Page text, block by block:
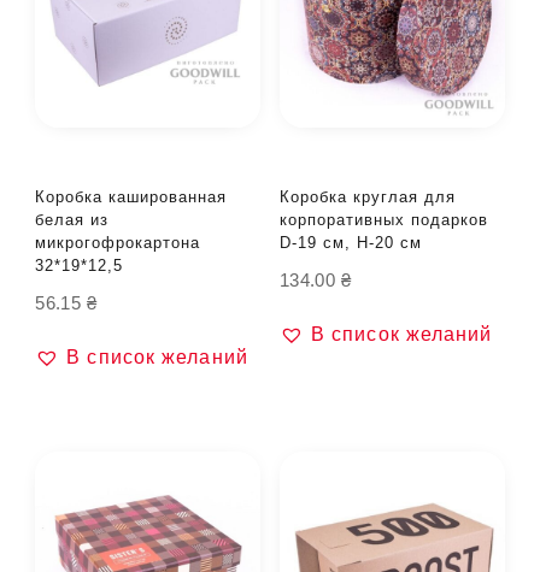
Коробка кашированная
белая из
микрогофрокартона
32*19*12,5
56.15 ₴
В список желаний
Коробка круглая для
корпоративных подарков
D-19 см, H-20 см
134.00 ₴
В список желаний